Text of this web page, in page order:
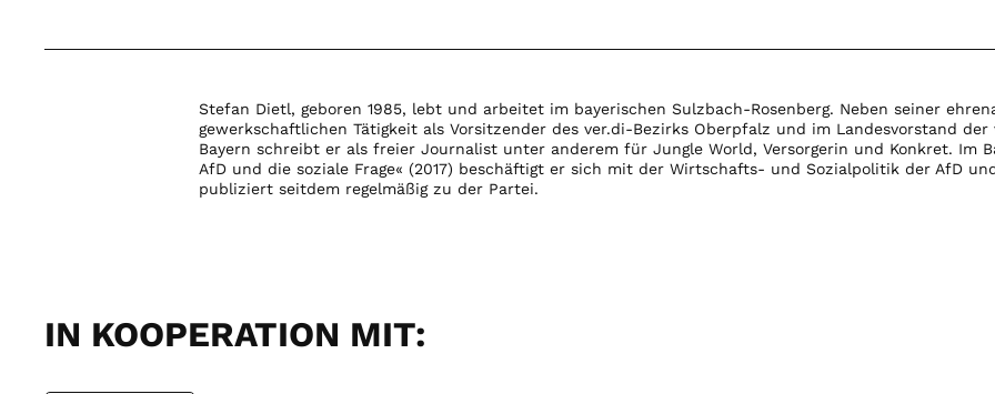
Stefan Dietl, geboren 1985, lebt und arbeitet im bayerischen Sulzbach-Rosenberg. Neben seiner
gewerkschaftlichen Tätigkeit als Vorsitzender des ver.di-Bezirks Oberpfalz und im Landesvorstand der
Bayern schreibt er als freier Journalist unter anderem für Jungle World, Versorgerin und Konkret. Im
AfD und die soziale Frage« (2017) beschäftigt er sich mit der Wirtschafts- und Sozialpolitik der AfD
publiziert seitdem regelmäßig zu der Partei.
IN KOOPERATION MIT: